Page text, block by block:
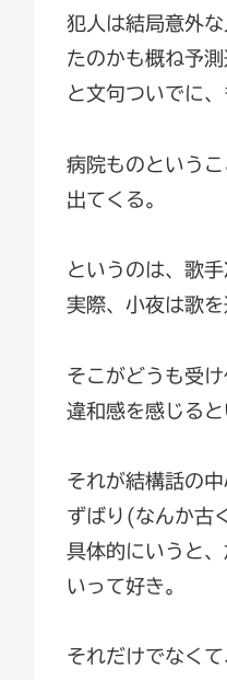
犯人は結局意外
たのかも概ね予
と文句ついでに、
病院ものという
出てくる。
というのは、歌
実際、小夜は歌を
そこがどうも受
違和感を感じると
それが結構話の
ずばり(なんか古
具体的にいうと
いって好き。
それだけでなく